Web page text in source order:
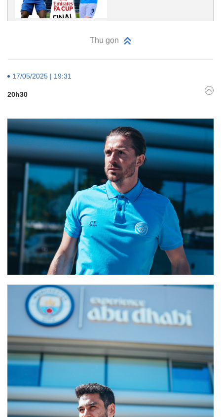
Thu gọn
17/05/2025 | 19:31
20h30